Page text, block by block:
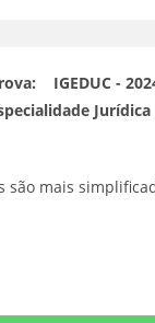
IGEDUC -
Jurídica
mais